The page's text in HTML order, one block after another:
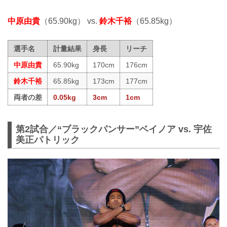
中原由貴 （65.90kg） vs. 鈴木千裕（65.85kg）
選手名 計量結果 身長
リーチ
中原由貴
65.90kg 170cm
176cm
鈴木千裕
65.85kg 173cm
177cm
両者の差
0.05kg 3cm 1cm
第2試合／“ブラックパンサー”ベイノア vs. 宇佐
美正パトリック